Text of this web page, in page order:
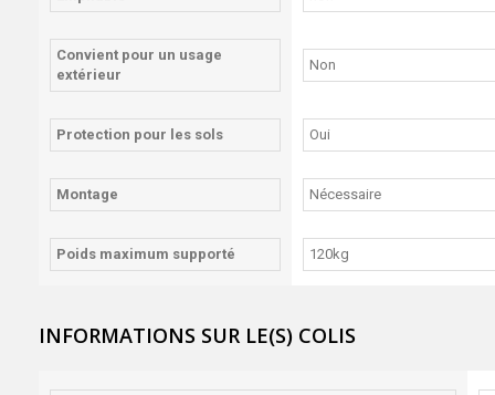
Convient pour un usage
extérieur
Non
Protection pour les sols Oui
Montage Nécessaire
Poids maximum supporté 120kg
INFORMATIONS SUR LE(S) COLIS